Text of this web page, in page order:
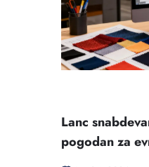
Lanc
pogodan za